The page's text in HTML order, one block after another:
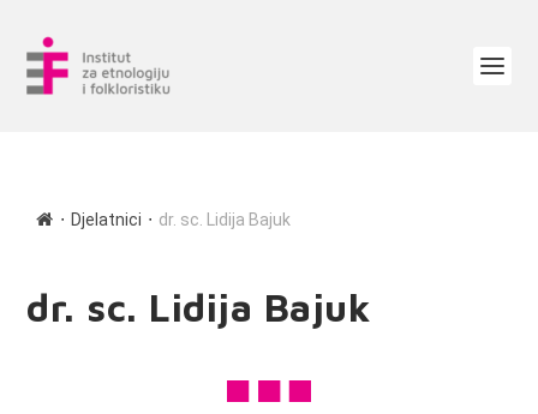
∙ Djelatnici ∙ dr. sc. Lidija Bajuk
dr. sc. Lidija Bajuk